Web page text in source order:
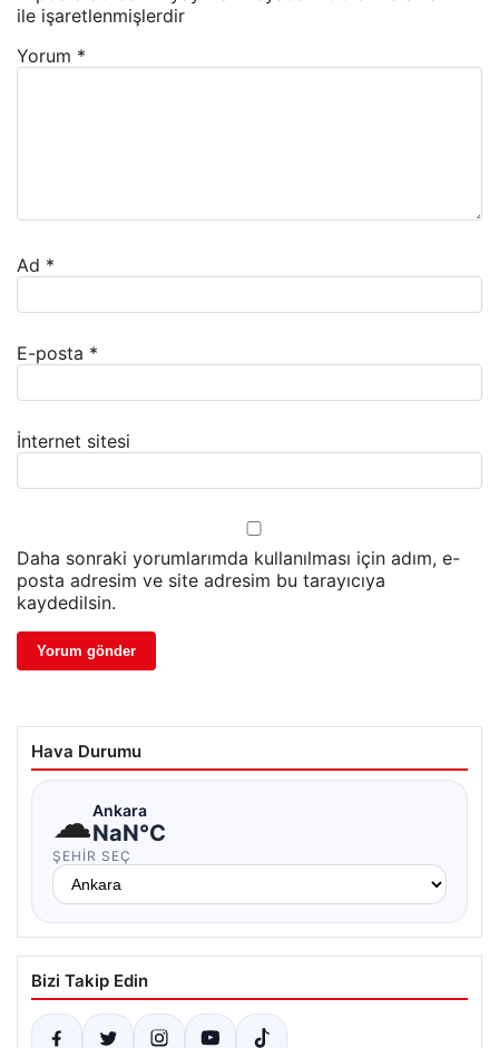
ile işaretlenmişlerdir
Yorum *
Ad *
E-posta *
İnternet sitesi
Daha sonraki yorumlarımda kullanılması için adım, e-
posta adresim ve site adresim bu tarayıcıya
kaydedilsin.
Hava Durumu
☁Ankara
NaN°C
ŞEHIR SEÇ
Bizi Takip Edin